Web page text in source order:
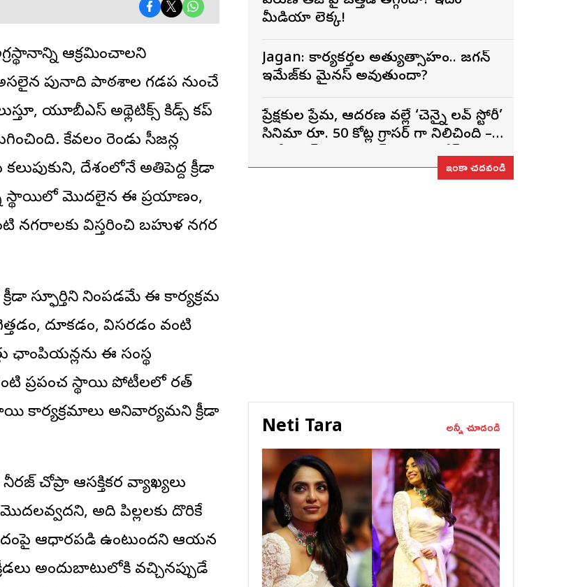
ఆక్రమించాలని
పునాది పాఠశాల గడప నుంచే
యూబీఎస్ అథ్లెటిక్స్ కిడ్స్ కప్
కేవలం రెండు సీజన్ల
దేశంలోనే అతిపెద్ద క్రీడా
స్థాయిలో మొదలైన ఈ ప్రయాణం,
విస్తరించి బహుళ నగర
స్ఫూర్తిని నింపడమే ఈ కార్యక్రమ
దూకడం, విసరడం వంటి
ఛాంపియన్లను ఈ సంస్థ
ప్రపంచ స్థాయి పోటీలలో భారత్
కార్యక్రమాలు అనివార్యమని క్రీడా
చోప్రా ఆసక్తికర వ్యాఖ్యలు
మొదలవ్వదని, అది పిల్లలకు దొరికే
ఆధారపడి ఉంటుందని ఆయన
అందుబాటులోకి వచ్చినప్పుడే
మీడియా లెక్క!
Jagan: కార్యకర్తల అత్యుత్సాహం.. జగన్
ఇమేజ్‌కు మైనస్ అవుతుందా?
ప్రేక్షకుల ప్రేమ, ఆదరణ వల్లే ‘చెన్నై లవ్ స్టోరీ’
సినిమా రూ. 50 కోట్ల గ్రాసర్ గా నిలిచింది –
స్టోరీ రైటర్, ప్రొడ్యూసర్ సాయి రాజేష్
ఇంకా చదవండి
Neti Tara అన్నీ చూడండి